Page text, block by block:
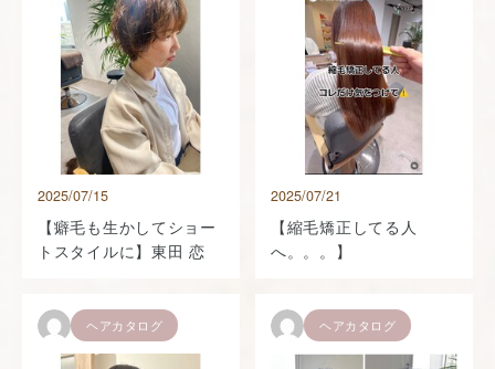
2025/07/15
【癖毛も生かしてショー
トスタイルに】東田 恋
2025/07/21
【縮毛矯正してる人
へ。。。】
ヘアカタログ ヘアカタログ